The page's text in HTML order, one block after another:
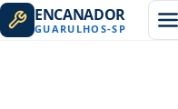
ENCANADOR
GUARULHOS-SP